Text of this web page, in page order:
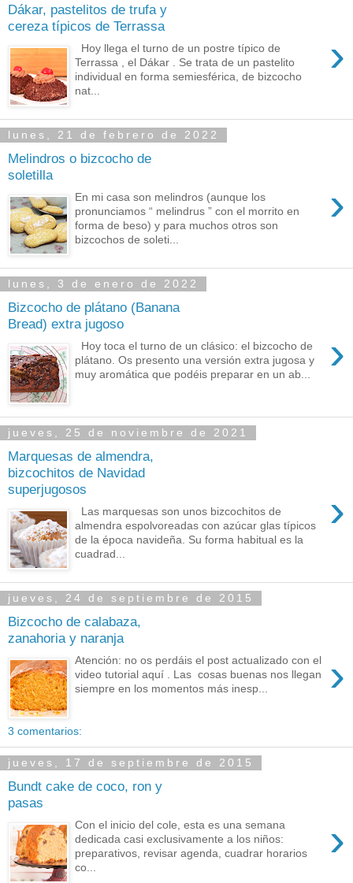
Dákar, pastelitos de trufa y
cereza típicos de Terrassa
›
Hoy llega el turno de un postre típico de
Terrassa , el Dákar . Se trata de un pastelito
individual en forma semiesférica, de bizcocho
nat...
lunes, 21 de febrero de 2022
Melindros o bizcocho de
soletilla
›
En mi casa son melindros (aunque los
pronunciamos “ melindrus ” con el morrito en
forma de beso) y para muchos otros son
bizcochos de soleti...
lunes, 3 de enero de 2022
Bizcocho de plátano (Banana
Bread) extra jugoso
›
Hoy toca el turno de un clásico: el bizcocho de
plátano. Os presento una versión extra jugosa y
muy aromática que podéis preparar en un ab...
jueves, 25 de noviembre de 2021
Marquesas de almendra,
bizcochitos de Navidad
superjugosos
›
Las marquesas son unos bizcochitos de
almendra espolvoreadas con azúcar glas típicos
de la época navideña. Su forma habitual es la
cuadrad...
jueves, 24 de septiembre de 2015
Bizcocho de calabaza,
zanahoria y naranja
›
Atención: no os perdáis el post actualizado con el
video tutorial aquí . Las cosas buenas nos llegan
siempre en los momentos más inesp...
3 comentarios:
jueves, 17 de septiembre de 2015
Bundt cake de coco, ron y
pasas
›
Con el inicio del cole, esta es una semana
dedicada casi exclusivamente a los niños:
preparativos, revisar agenda, cuadrar horarios
co...